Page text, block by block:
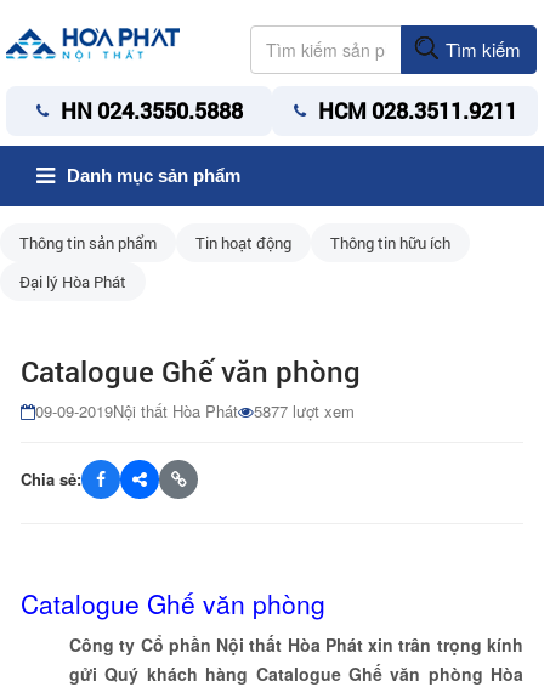
Tìm kiếm
HN 024.3550.5888 HCM 028.3511.9211
Danh mục sản phẩm
Thông tin sản phẩm Tin hoạt động
Thông tin hữu ích
Đại lý Hòa Phát
Catalogue Ghế văn phòng
09-09-2019Nội thất Hòa Phát 5877 lượt xem
Chia sẻ:
Catalogue Ghế văn phòng
Công ty Cổ phần Nội thất Hòa Phát xin trân trọng kính
gửi Quý khách hàng Catalogue Ghế văn phòng Hòa